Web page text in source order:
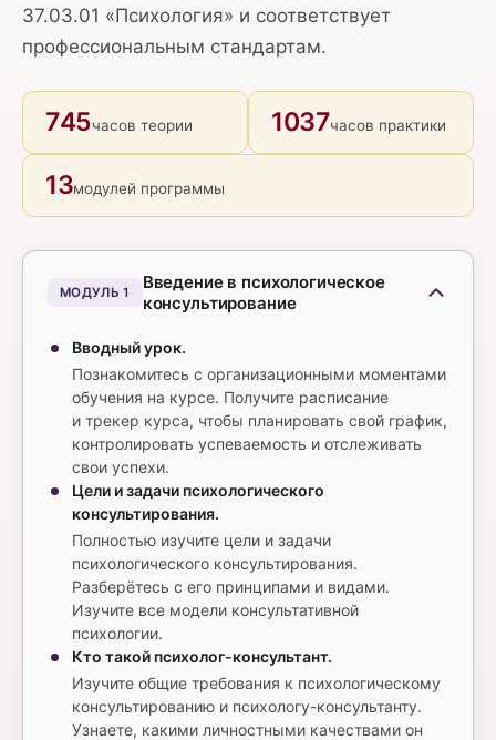
37.03.01 «Психология» и соответствует
профессиональным стандартам.
745часов теории 1037часов практики
13модулей программы
МОДУЛЬ 1
Введение в психологическое
консультирование
Вводный урок.
Познакомитесь с организационными моментами
обучения на курсе. Получите расписание
и трекер курса, чтобы планировать свой график,
контролировать успеваемость и отслеживать
свои успехи.
Цели и задачи психологического
консультирования.
Полностью изучите цели и задачи
психологического консультирования.
Разберётесь с его принципами и видами.
Изучите все модели консультативной
психологии.
Кто такой психолог-консультант.
Изучите общие требования к психологическому
консультированию и психологу-консультанту.
Узнаете, какими личностными качествами он